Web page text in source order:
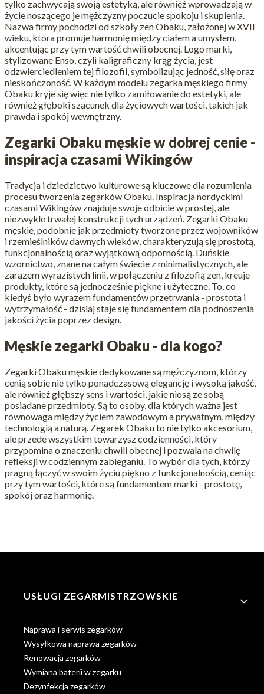
tylko zachwycają swoją estetyką, ale również wprowadzają w
życie noszącego je mężczyzny poczucie spokoju i skupienia.
Nazwa firmy pochodzi od szkoły zen Obaku, założonej w XVII
wieku, która promuje harmonię między ciałem a umysłem,
akcentując przy tym wartość chwili obecnej. Logo marki,
stylizowane Enso, czyli kaligraficzny krąg życia, jest
odzwierciedleniem tej filozofii, symbolizując jedność, siłę oraz
nieskończoność. W każdym modelu zegarka męskiego firmy
Obaku kryje się więc nie tylko zamiłowanie do estetyki, ale
również głęboki szacunek dla życiowych wartości, takich jak
prawda i spokój wewnętrzny.
Zegarki Obaku męskie w dobrej cenie -
inspiracja czasami Wikingów
Tradycja i dziedzictwo kulturowe są kluczowe dla rozumienia
procesu tworzenia zegarków Obaku. Inspiracja nordyckimi
czasami Wikingów znajduje swoje odbicie w prostej, ale
niezwykle trwałej konstrukcji tych urządzeń. Zegarki Obaku
męskie, podobnie jak przedmioty tworzone przez wojowników
i rzemieślników dawnych wieków, charakteryzują się prostotą,
funkcjonalnością oraz wyjątkową odpornością. Duńskie
wzornictwo, znane na całym świecie z minimalistycznych, ale
zarazem wyrazistych linii, w połączeniu z filozofią zen, kreuje
produkty, które są jednocześnie piękne i użyteczne. To, co
kiedyś było wyrazem fundamentów przetrwania - prostota i
wytrzymałość - dzisiaj staje się fundamentem dla podnoszenia
jakości życia poprzez design.
Męskie zegarki Obaku - dla kogo?
Zegarki Obaku męskie dedykowane są mężczyznom, którzy
cenią sobie nie tylko ponadczasową elegancję i wysoką jakość,
ale również głębszy sens i wartości, jakie niosą ze sobą
posiadane przedmioty. Są to osoby, dla których ważna jest
równowaga między życiem zawodowym a prywatnym, między
technologią a naturą. Zegarek Obaku to nie tylko akcesorium,
ale przede wszystkim towarzysz codzienności, który
przypomina o znaczeniu chwili obecnej i pozwala na chwilę
refleksji w codziennym zabieganiu. To wybór dla tych, którzy
pragną łączyć w swoim życiu piękno z funkcjonalnością, ceniąc
przy tym wartości, które są fundamentem marki - prostotę,
spokój oraz harmonię.
Linki w stopce
USŁUGI ZEGARMISTRZOWSKIE
Naprawa i serwis zegarków
Wysyłkowa naprawa zegarków
Renowacja zegarków
Wymiana baterii w zegarku
Dezynfekcja zegarków